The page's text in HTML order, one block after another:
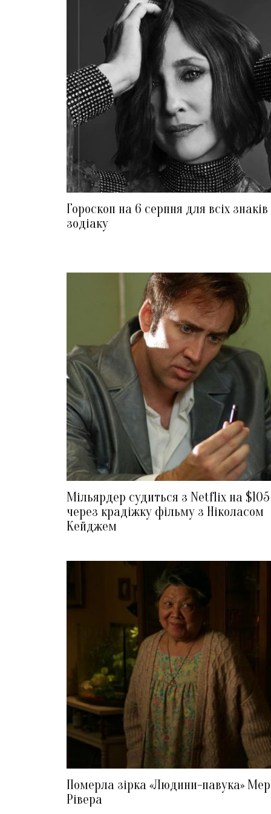
Гороскоп на 6 серпня для всіх знаків
зодіаку
Мільярдер судиться з Netflix на
через крадіжку фільму з Ніколасом
Кейджем
Померла зірка «Людини-павука»
Рівера